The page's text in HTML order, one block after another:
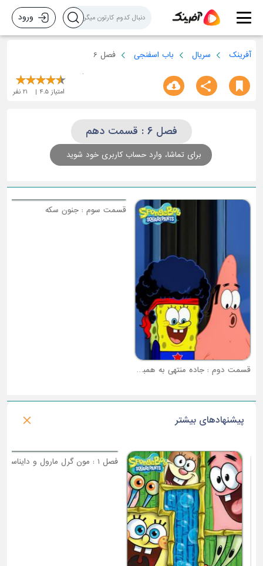
ورود
آفرینک سریال باب اسفنجی فصل 6
امتیاز 4.5
21 نفر
فصل 6 : قسمت دهم
برای تماشا، وارد حساب کاربری خود شوید
قسمت دوم : جاده منتهی به همبرگر خرچنگی
پیشنهادهای بیشتر
فصل 1 : مون گرل مارول و دایناسور شیطانی